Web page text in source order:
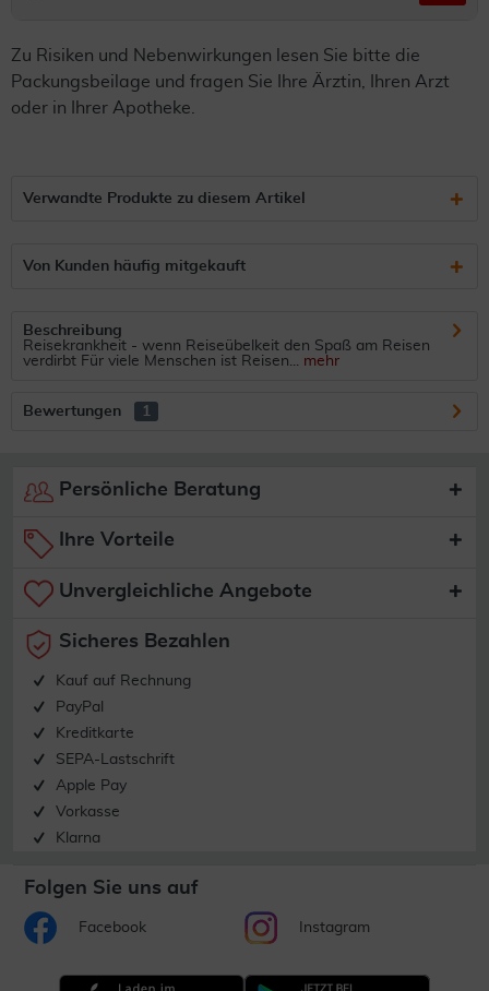
Zu Risiken und Nebenwirkungen lesen Sie bitte die
Packungsbeilage und fragen Sie Ihre Ärztin, Ihren Arzt
oder in Ihrer Apotheke.
Verwandte Produkte zu diesem Artikel
Von Kunden häufig mitgekauft
Beschreibung
Reisekrankheit - wenn Reiseübelkeit den Spaß am Reisen
verdirbt Für viele Menschen ist Reisen... mehr
Bewertungen 1
Persönliche Beratung
Ihre Vorteile
Unvergleichliche Angebote
Sicheres Bezahlen
Kauf auf Rechnung
PayPal
Kreditkarte
SEPA-Lastschrift
Apple Pay
Vorkasse
Klarna
Folgen Sie uns auf
Facebook Instagram